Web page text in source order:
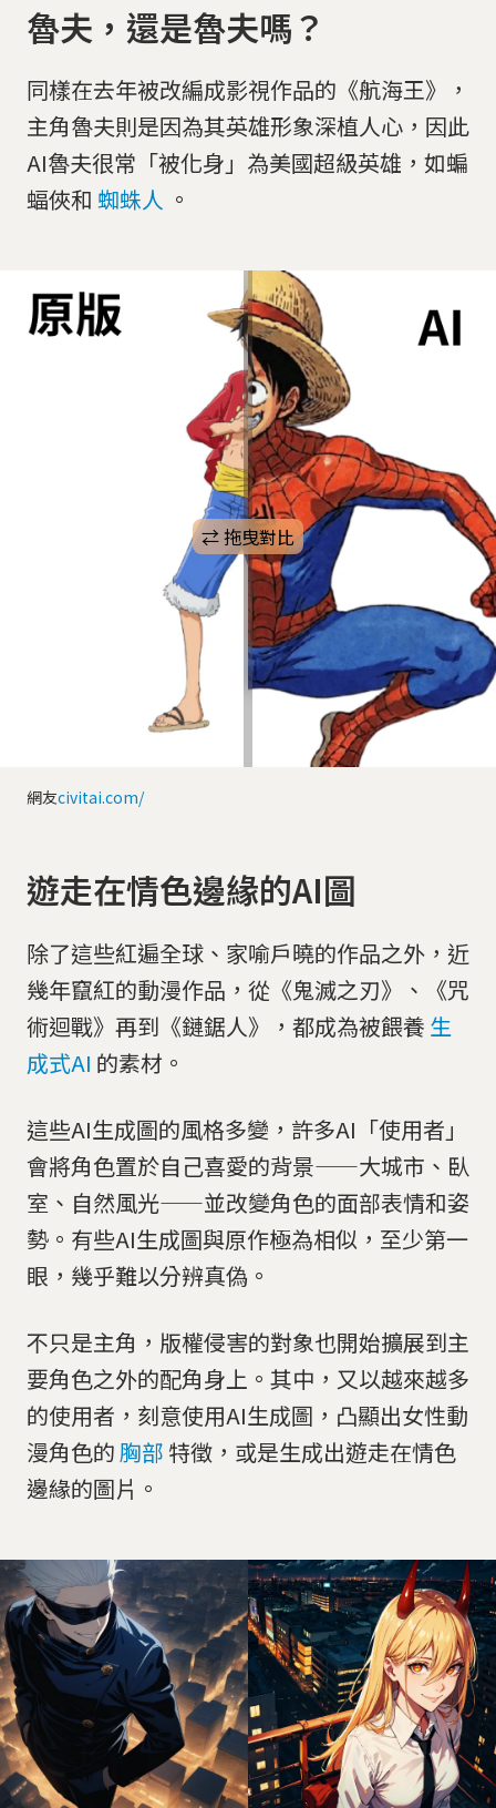
魯夫，還是魯夫嗎？
同樣在去年被改編成影視作品的《航海王》，
主角魯夫則是因為其英雄形象深植人心，因此
AI魯夫很常「被化身」為美國超級英雄，如蝙
蝠俠和 蜘蛛人 。
網友civitai.com/
遊走在情色邊緣的AI圖
除了這些紅遍全球、家喻戶曉的作品之外，近
幾年竄紅的動漫作品，從《鬼滅之刃》、《咒
術迴戰》再到《鏈鋸人》，都成為被餵養 生
成式AI 的素材。
這些AI生成圖的風格多變，許多AI「使用者」
會將角色置於自己喜愛的背景——大城市、臥
室、自然風光——並改變角色的面部表情和姿
勢。有些AI生成圖與原作極為相似，至少第一
眼，幾乎難以分辨真偽。
不只是主角，版權侵害的對象也開始擴展到主
要角色之外的配角身上。其中，又以越來越多
的使用者，刻意使用AI生成圖，凸顯出女性動
漫角色的 胸部 特徵，或是生成出遊走在情色
邊緣的圖片。